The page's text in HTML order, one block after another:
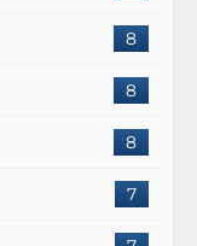
8
8
8
7